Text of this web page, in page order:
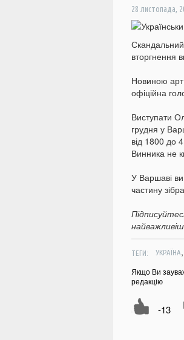
28 листопада,
Скандальний
вторгнення
Новиною
офіційна
Виступати
грудня у
від 1800 до
Винника не
У Варшаві
частину
ТЕГИ: УКРАЇНА,
Якщо Ви
редакцію
-13